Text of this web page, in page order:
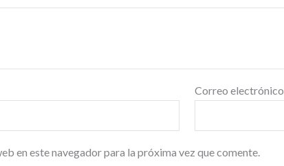
Correo electrónico
en este navegador para la próxima vez que comente.